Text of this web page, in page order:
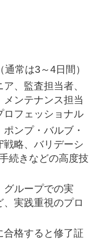
常は3～4日間）
、監査担当者、
ンテナンス担当
ロフェッショナル
ンプ・バルブ・
戦略、バリデーシ
続きなどの高度技
グループでの実
実践重視のプロ
合格すると修了証